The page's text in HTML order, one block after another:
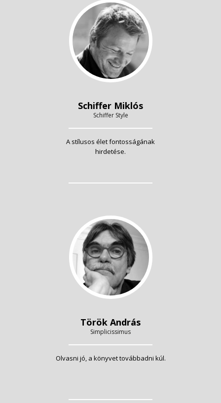
Schiffer Miklós
Schiffer Style
A stílusos élet fontosságának
hirdetése.
Török András
Simplicissimus
Olvasni jó, a könyvet továbbadni kúl.